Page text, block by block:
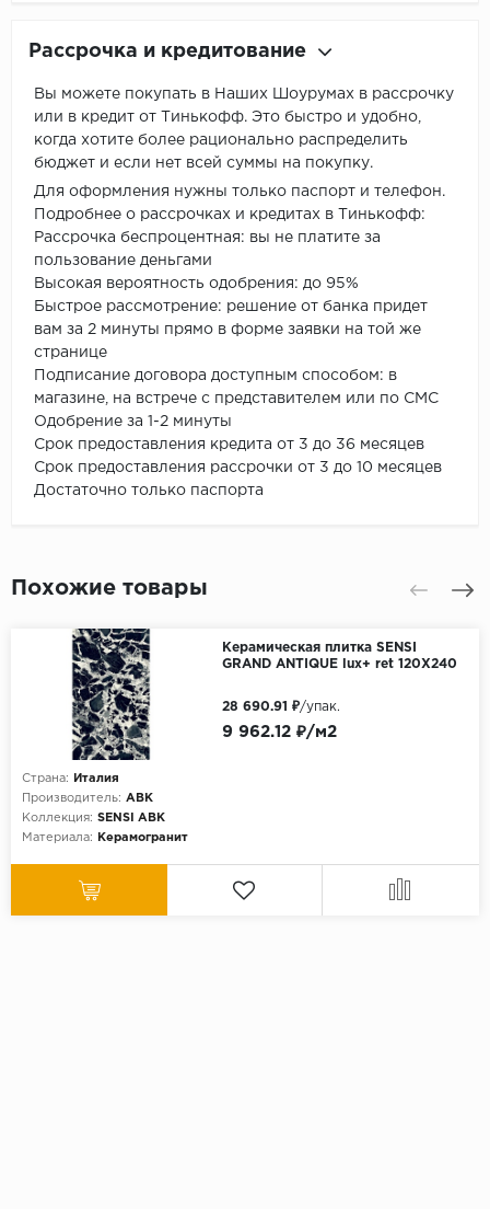
Рассрочка и кредитование
Вы можете покупать в Наших Шоурумах в рассрочку
или в кредит от Тинькофф. Это быстро и удобно,
когда хотите более рационально распределить
бюджет и если нет всей суммы на покупку.
Для оформления нужны только паспорт и телефон.
Подробнее о рассрочках и кредитах в Тинькофф:
Рассрочка беспроцентная: вы не платите за
пользование деньгами
Высокая вероятность одобрения: до 95%
Быстрое рассмотрение: решение от банка придет
вам за 2 минуты прямо в форме заявки на той же
странице
Подписание договора доступным способом: в
магазине, на встрече с представителем или по СМС
Одобрение за 1-2 минуты
Срок предоставления кредита от 3 до 36 месяцев
Срок предоставления рассрочки от 3 до 10 месяцев
Достаточно только паспорта
Похожие товары
Керамическая плитка SENSI
GRAND ANTIQUE lux+ ret 120X240
Страна:
Италия
Производитель: ABK
Коллекция: SENSI ABK
Материала:
Керамогранит
9 962.12 ₽/м2
28 690.91 ₽/упак.